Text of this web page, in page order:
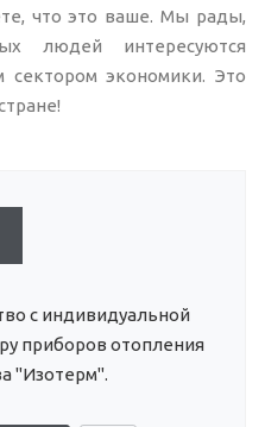
что это ваше. Мы рады,
людей интересуются
сектором экономики. Это
с индивидуальной
приборов отопления
"Изотерм".